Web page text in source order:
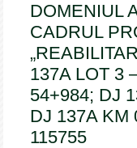
DOMENIUL
CADRUL
137A LOT 3
54+984; DJ
DJ 137A KM
115755